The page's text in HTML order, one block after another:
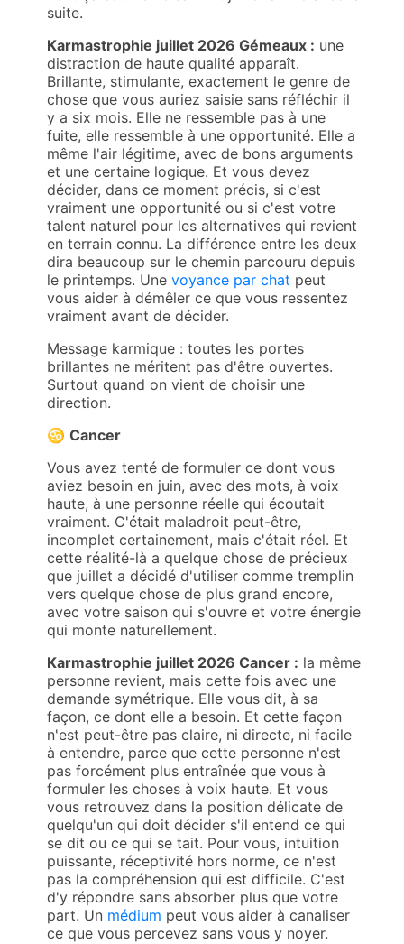
suite.
Karmastrophie juillet 2026 Gémeaux : une
distraction de haute qualité apparaît.
Brillante, stimulante, exactement le genre de
chose que vous auriez saisie sans réfléchir il
y a six mois. Elle ne ressemble pas à une
fuite, elle ressemble à une opportunité. Elle a
même l'air légitime, avec de bons arguments
et une certaine logique. Et vous devez
décider, dans ce moment précis, si c'est
vraiment une opportunité ou si c'est votre
talent naturel pour les alternatives qui revient
en terrain connu. La différence entre les deux
dira beaucoup sur le chemin parcouru depuis
le printemps. Une voyance par chat peut
vous aider à démêler ce que vous ressentez
vraiment avant de décider.
Message karmique : toutes les portes
brillantes ne méritent pas d'être ouvertes.
Surtout quand on vient de choisir une
direction.
♋ Cancer
Vous avez tenté de formuler ce dont vous
aviez besoin en juin, avec des mots, à voix
haute, à une personne réelle qui écoutait
vraiment. C'était maladroit peut-être,
incomplet certainement, mais c'était réel. Et
cette réalité-là a quelque chose de précieux
que juillet a décidé d'utiliser comme tremplin
vers quelque chose de plus grand encore,
avec votre saison qui s'ouvre et votre énergie
qui monte naturellement.
Karmastrophie juillet 2026 Cancer : la même
personne revient, mais cette fois avec une
demande symétrique. Elle vous dit, à sa
façon, ce dont elle a besoin. Et cette façon
n'est peut-être pas claire, ni directe, ni facile
à entendre, parce que cette personne n'est
pas forcément plus entraînée que vous à
formuler les choses à voix haute. Et vous
vous retrouvez dans la position délicate de
quelqu'un qui doit décider s'il entend ce qui
se dit ou ce qui se tait. Pour vous, intuition
puissante, réceptivité hors norme, ce n'est
pas la compréhension qui est difficile. C'est
d'y répondre sans absorber plus que votre
part. Un médium peut vous aider à canaliser
ce que vous percevez sans vous y noyer.